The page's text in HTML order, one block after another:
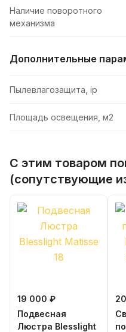
Наличие поворотного
механизма
Дополнительные
Пылевлагозащита, ip
Площадь освещения, м2
С этим товаром
(сопутствующие
19 000 ₽
Подвесная
Люстра Blesslight